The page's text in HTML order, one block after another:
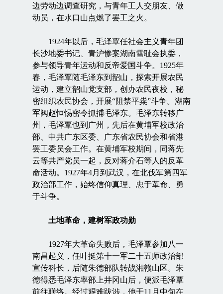
边劳动边调查研究，与青年工人交朋友、做
动员，在水口山点燃了罢工之火。
1924年以后，毛泽覃任社会主义青年团
长沙地委书记、青沪惨案湖南雪耻会执委，
参与领导青年运动和反帝爱国斗争。1925年
春，毛泽覃随毛泽东到韶山，探索开展农民
运动，建立韶山党支部，创办农民夜校，秘
密组织农民协会，开展“阻禁平粜”斗争。湖南
军阀赵恒惕密令抓捕毛泽东。毛泽东转移广
州，毛泽覃也到广州，先后在黄埔军校政治
部、中共广东区委、广东省农民协会和省港
罢工委员会工作。在黄埔军校期间，同蒋先
云等共产党员一起，反对蒋介石等人的反革
命活动。1927年4月到武汉，在北伐军第四军
政治部工作，始终信仰真理、忠于革命、勇
于斗争。
土地革命，建树军政功勋
1927年大革命失败后，毛泽覃参加八一
南昌起义，任叶挺第十一军二十五师政治部
宣传科长，后随朱德部队转战湘赣山区。朱
德得悉毛泽东率部上井冈山后，便派毛泽覃
前往联络。经过艰难跋涉，他于11月中旬在